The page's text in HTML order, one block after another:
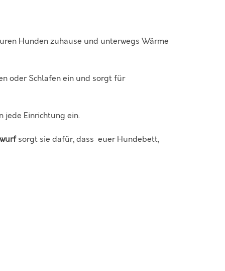
Hunden zuhause und unterwegs Wärme
oder Schlafen ein und sorgt für
jede Einrichtung ein.
sorgt sie dafür, dass euer Hundebett,